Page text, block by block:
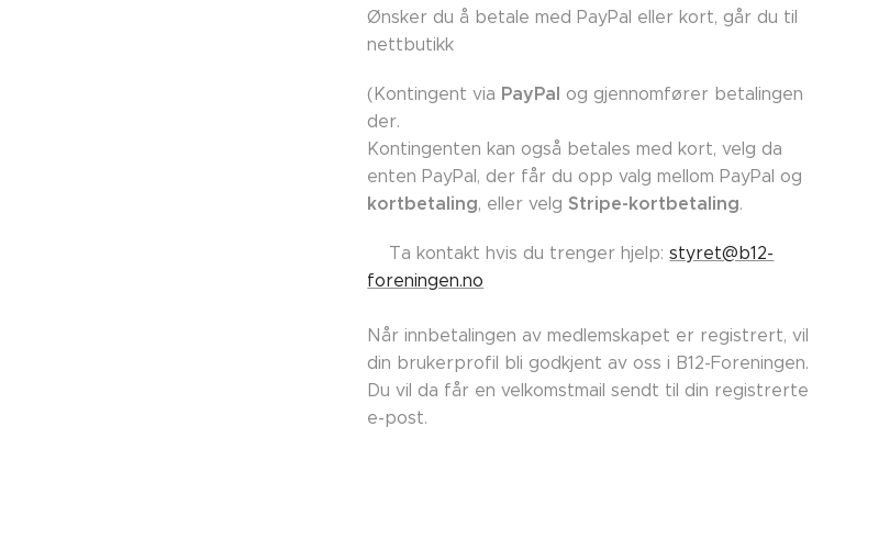
Ønsker du å betale med PayPal eller kort, går du til
nettbutikk
(Kontingent via PayPal og gjennomfører betalingen
der.
Kontingenten kan også betales med kort, velg da
enten PayPal, der får du opp valg mellom PayPal og
kortbetaling, eller velg Stripe-kortbetaling.
👉🏼Ta kontakt hvis du trenger hjelp:styret@b12-
foreningen.no
Når innbetalingen av medlemskapet er registrert, vil
din brukerprofil bli godkjent av oss i B12-Foreningen.
Du vil da får en velkomstmail sendt til din registrerte
e-post.